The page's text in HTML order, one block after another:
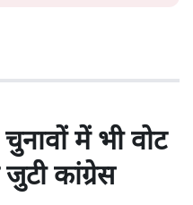
में भी वोट
कांग्रेस